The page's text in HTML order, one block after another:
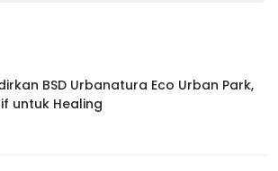
BSD Urbanatura Eco Urban Park,
untuk Healing